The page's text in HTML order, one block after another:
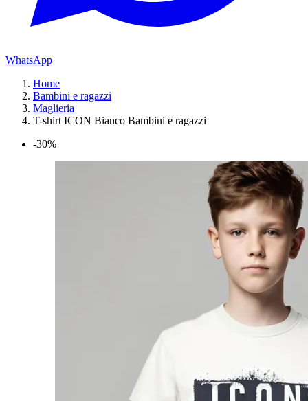
WhatsApp
Home
Bambini e ragazzi
Maglieria
T-shirt ICON Bianco Bambini e ragazzi
-30%